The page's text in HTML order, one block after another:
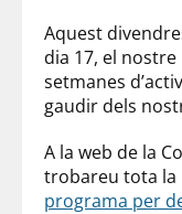
Aquest
dia 17, el
setmanes
gaudir dels
A la web de la
trobareu tota la
programa per